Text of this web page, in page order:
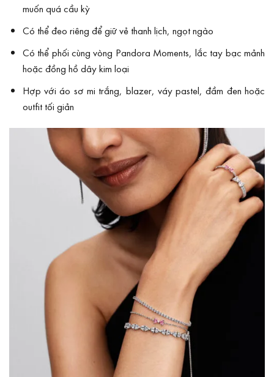
muốn quá cầu kỳ
Có thể đeo riêng để giữ vẻ thanh lịch, ngọt ngào
Có thể phối cùng vòng Pandora Moments, lắc tay bạc mảnh
hoặc đồng hồ dây kim loại
Hợp với áo sơ mi trắng, blazer, váy pastel, đầm đen hoặc
outfit tối giản